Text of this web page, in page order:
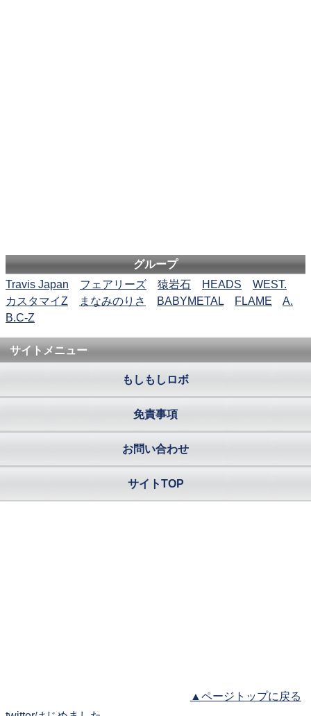
グループ
Travis Japan
フェアリーズ 猿岩石 HEADS
WEST.
カスタマイZ
まなみのりさ BABYMETAL FLAME
A.
B.C-Z
サイトメニュー
もしもしロボ
免責事項
お問い合わせ
サイトTOP
▲ページトップに戻る